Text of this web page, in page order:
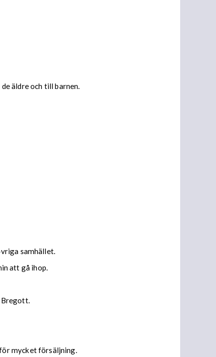
äldre och till barnen.
samhället.
att gå ihop.
Bregott.
mycket försäljning.